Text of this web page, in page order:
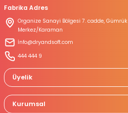
Fabrika Adres
Organize Sanayi Bölgesi 7. cadde,
Merkez/Karaman
İnfo@dryandsoft.com
444 444 9
Üyelik
Kurumsal